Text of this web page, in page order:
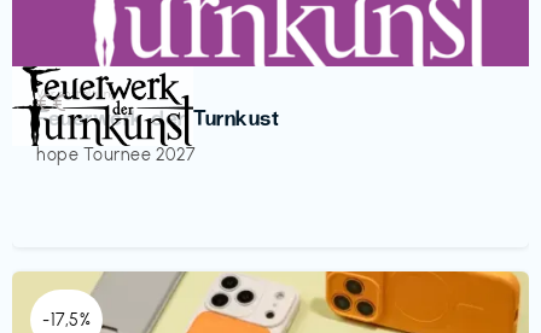
Veranstaltung
Feuerwerk der Turnkust
hope Tournee 2027
€€‎
-17,5%